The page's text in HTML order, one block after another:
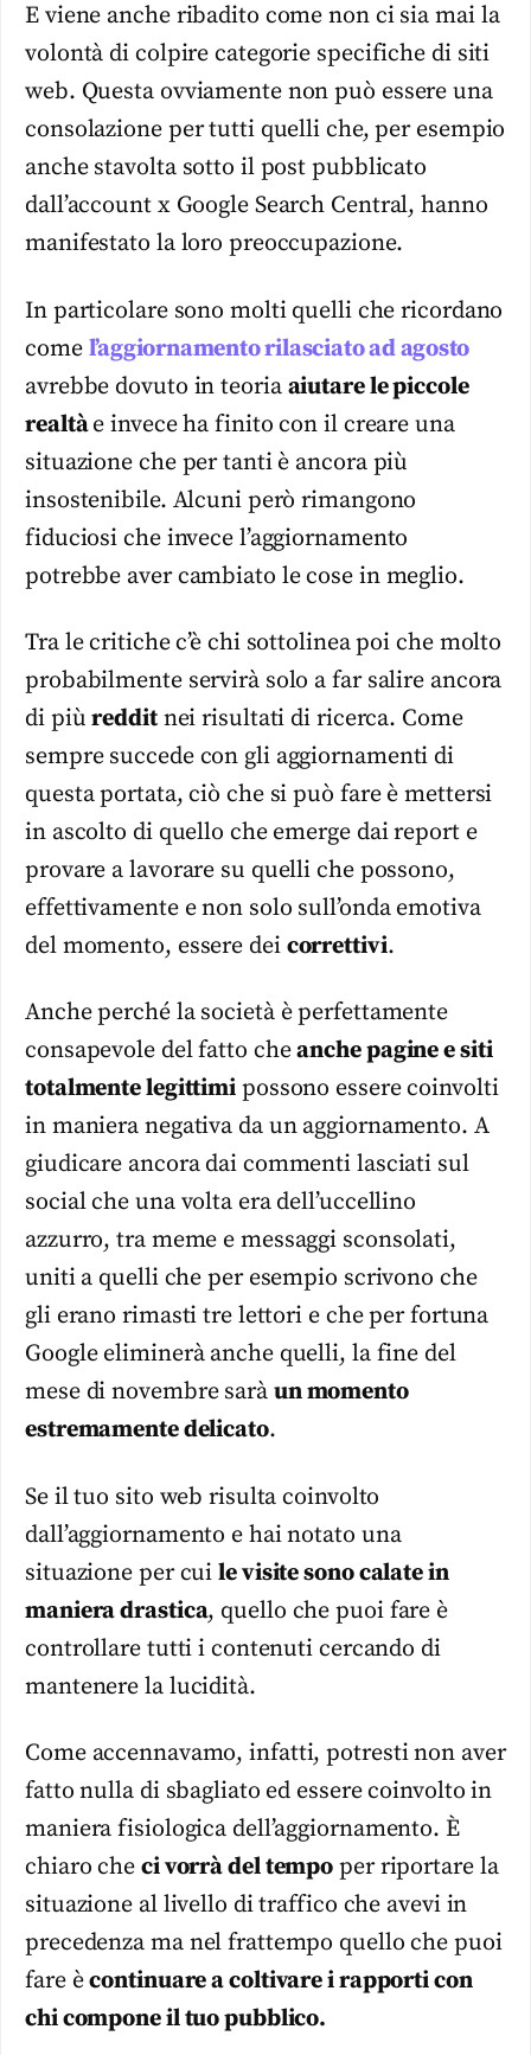
E viene anche ribadito come non ci sia mai la
volontà di colpire categorie specifiche di siti
web. Questa ovviamente non può essere una
consolazione per tutti quelli che, per esempio
anche stavolta sotto il post pubblicato
dall’account x Google Search Central, hanno
manifestato la loro preoccupazione.
In particolare sono molti quelli che ricordano
come l’aggiornamento rilasciato ad agosto
avrebbe dovuto in teoria aiutare le piccole
realtàe invece ha finito con il creare una
situazione che per tanti è ancora più
insostenibile. Alcuni però rimangono
fiduciosi che invece l’aggiornamento
potrebbe aver cambiato le cose in meglio.
Tra le critiche c’è chi sottolinea poi che molto
probabilmente servirà solo a far salire ancora
di piùredditnei risultati di ricerca. Come
sempre succede con gli aggiornamenti di
questa portata, ciò che si può fare è mettersi
in ascolto di quello che emerge dai report e
provare a lavorare su quelli che possono,
effettivamente e non solo sull’onda emotiva
del momento, essere dei correttivi.
Anche perché la società è perfettamente
consapevole del fatto cheanche pagine e siti
totalmente legittimi possono essere coinvolti
in maniera negativa da un aggiornamento. A
giudicare ancora dai commenti lasciati sul
social che una volta era dell’uccellino
azzurro, tra meme e messaggi sconsolati,
uniti a quelli che per esempio scrivono che
gli erano rimasti tre lettori e che per fortuna
Google eliminerà anche quelli, la fine del
mese di novembre sarà un momento
estremamente delicato.
Se il tuo sito web risulta coinvolto
dall’aggiornamento e hai notato una
situazione per cuile visite sono calate in
maniera drastica, quello che puoi fare è
controllare tutti i contenuti cercando di
mantenere la lucidità.
Come accennavamo, infatti, potresti non aver
fatto nulla di sbagliato ed essere coinvolto in
maniera fisiologica dell’aggiornamento. È
chiaro che ci vorrà del tempo per riportare la
situazione al livello di traffico che avevi in
precedenza ma nel frattempo quello che puoi
fare ècontinuare a coltivare i rapporti con
chi compone il tuo pubblico.